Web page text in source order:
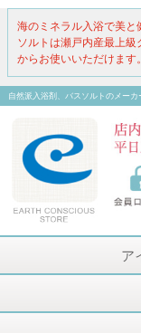
海のミネラル入浴で美と
ソルトは瀬戸内産最上
からお使いいただけます。
自然派入浴剤、バスソルトのメーカ
ア